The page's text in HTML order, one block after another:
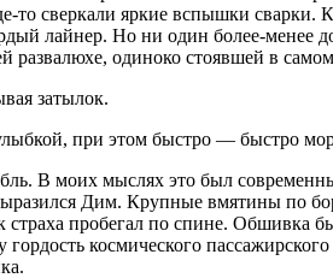
то сверкали яркие вспышки
лайнер. Но ни один более-менее
развалюхе, одиноко стоявшей в
затылок.
при этом быстро — быстро
В моих мыслях это был
Дим. Крупные вмятины по
страха пробегал по спине.
космического